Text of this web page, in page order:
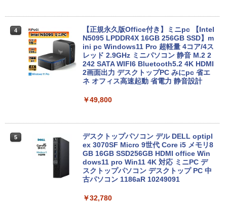
12.1型 カメラ付き ] : アウトレット ●
【今だけSSD倍増中↑】 中古 ノートパソ
コン レッツノート Let's note 2in1タブ
レットOffice選択可 PC おしゃれなカラ
ーから選べる
￥19,980
ソコン 14インチ 最大SSD1TB メモリ16
GB Core i5 第8世代 Microsoft Office付
き Windows11 DELL Latitude 5400 Mi
crosoft Office付き 中古ノートパソコン
ノートPC パソコン カメラ 軽量 薄型
4
【正規永久版Office付き】ミニpc 【Intel
N5095 LPDDR4X 16GB 256GB SSD】m
ini pc Windows11 Pro 超軽量 4コア/4ス
レッド 2.9GHz ミニパソコン 静音 M.2 2
242 SATA WIFI6 Bluetooth5.2 4K HDMI
2画面出力 デスクトップPC みにpc 省エ
ネ オフィス高速起動 省電力 静音設計
￥49,800
5
デスクトップパソコン デル DELL optipl
ex 3070SF Micro 9世代 Core i5 メモリ8
GB 16GB SSD256GB HDMI office Win
dows11 pro Win11 4K 対応 ミニPC デ
スクトップパソコン デスクトップ PC 中
古パソコン 1186aR 10249091
￥32,780